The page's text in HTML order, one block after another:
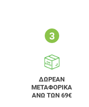
ΔΩΡΕΑΝ
ΜΕΤΑΦΟΡΙΚΑ
ΑΝΩ ΤΩΝ 69€